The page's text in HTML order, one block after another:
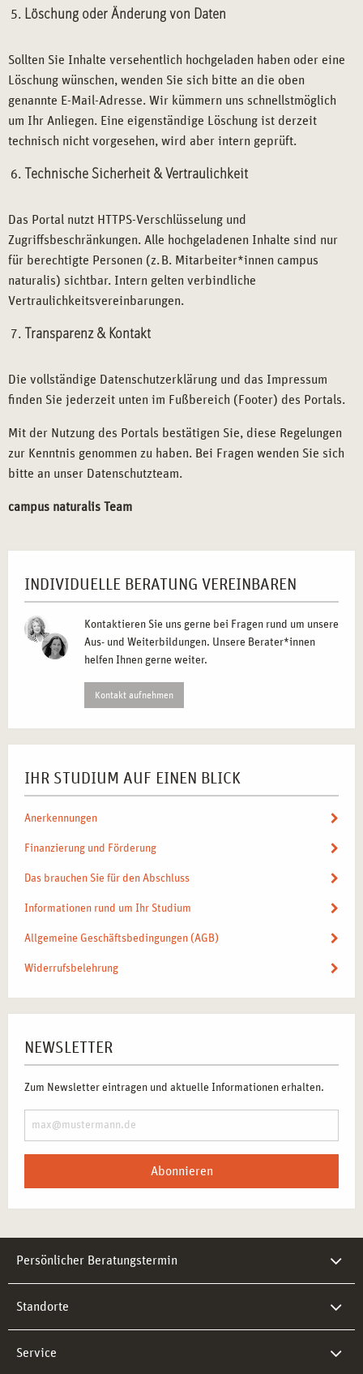
Löschung oder Änderung von Daten
Sollten Sie Inhalte versehentlich hochgeladen haben oder eine
Löschung wünschen, wenden Sie sich bitte an die oben
genannte E-Mail-Adresse. Wir kümmern uns schnellstmöglich
um Ihr Anliegen. Eine eigenständige Löschung ist derzeit
technisch nicht vorgesehen, wird aber intern geprüft.
Technische Sicherheit & Vertraulichkeit
Das Portal nutzt HTTPS-Verschlüsselung und
Zugriffsbeschränkungen. Alle hochgeladenen Inhalte sind nur
für berechtigte Personen (z. B. Mitarbeiter*innen campus
naturalis) sichtbar. Intern gelten verbindliche
Vertraulichkeitsvereinbarungen.
Transparenz & Kontakt
Die vollständige Datenschutzerklärung und das Impressum
finden Sie jederzeit unten im Fußbereich (Footer) des Portals.
Mit der Nutzung des Portals bestätigen Sie, diese Regelungen
zur Kenntnis genommen zu haben. Bei Fragen wenden Sie sich
bitte an unser Datenschutzteam.
campus naturalis Team
INDIVIDUELLE BERATUNG VEREINBAREN
Kontaktieren Sie uns gerne bei Fragen rund um unsere
Aus- und Weiterbildungen. Unsere Berater*innen
helfen Ihnen gerne weiter.
Kontakt aufnehmen
IHR STUDIUM AUF EINEN BLICK
Anerkennungen
Finanzierung und Förderung
Das brauchen Sie für den Abschluss
Informationen rund um Ihr Studium
Allgemeine Geschäftsbedingungen (AGB)
Widerrufsbelehrung
NEWSLETTER
Zum Newsletter eintragen und aktuelle Informationen erhalten.
Abonnieren
Persönlicher Beratungstermin
Standorte
Service